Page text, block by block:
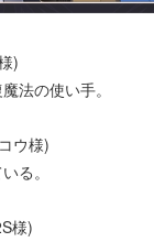
)
法の使い手。
ウ様)
る。
様)